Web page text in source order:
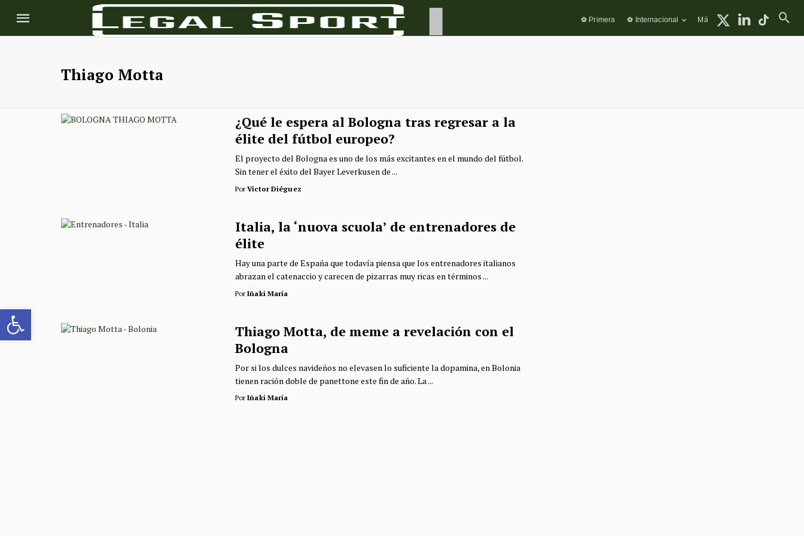
Abrir barra de herramientas
⚽ Primera ⚽ Internacional Más
Thiago Motta
¿Qué le espera al Bologna tras regresar a la
élite del fútbol europeo?
El proyecto del Bologna es uno de los más excitantes en el mundo del fútbol.
Sin tener el éxito del Bayer Leverkusen de ...
PorVíctor Diéguez
Italia, la ‘nuova scuola’ de entrenadores de
élite
Hay una parte de España que todavía piensa que los entrenadores italianos
abrazan el catenaccio y carecen de pizarras muy ricas en términos ...
PorIñaki María
Thiago Motta, de meme a revelación con el
Bologna
Por si los dulces navideños no elevasen lo suficiente la dopamina, en Bolonia
tienen ración doble de panettone este fin de año. La ...
PorIñaki María